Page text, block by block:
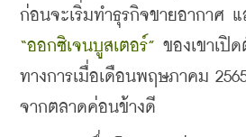
“ออกซิเจนบูสเตอร์” ของเขาเปิ
ทางการเมื่อเดือนพฤษภาคม
จากตลาดค่อนข้างดี